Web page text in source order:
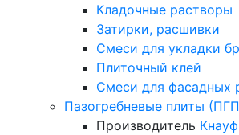
Кладочные растворы
Затирки, расшивки
Смеси для укладки
Плиточный клей
Смеси для фасадных
Пазогребневые плиты
Производитель Кнауф